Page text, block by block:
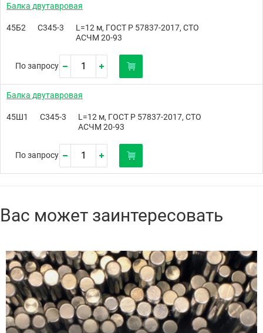
Балка двутавровая
45Б2 С345-3
L=12 м, ГОСТ Р 57837-2017, СТО
АСЧМ 20-93
По запросу
Балка двутавровая
45Ш1 С345-3
L=12 м, ГОСТ Р 57837-2017, СТО
АСЧМ 20-93
По запросу
Вас может заинтересовать